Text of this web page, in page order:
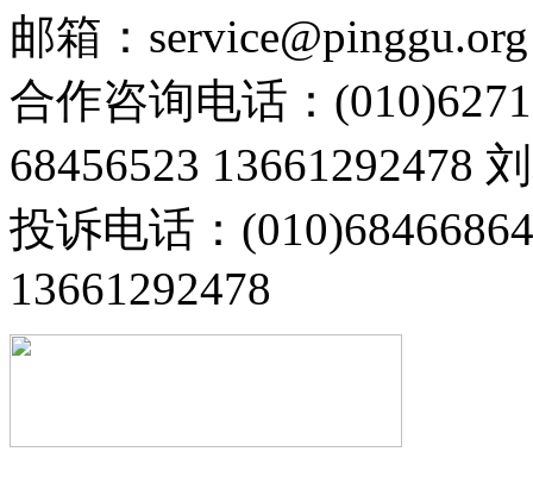
邮箱：service@pinggu.org
合作咨询电话：
68456523 13661292478
投诉电话：
13661292478